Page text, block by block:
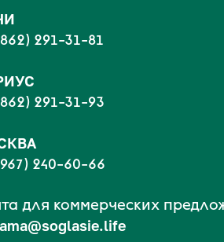
291-31-81
291-31-93
240-60-66
для коммерческих